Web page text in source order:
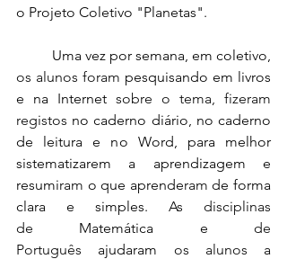
o Projeto Coletivo "Planetas".
os alunos foram pesquisando em livros
e na Internet sobre o tema, fizeram
registos no caderno diário, no caderno
de leitura e no Word, para melhor
sistematizarem a aprendizagem e
resumiram o que aprenderam de forma
clara e simples. As disciplinas
de Matemática e de
Português ajudaram os alunos a